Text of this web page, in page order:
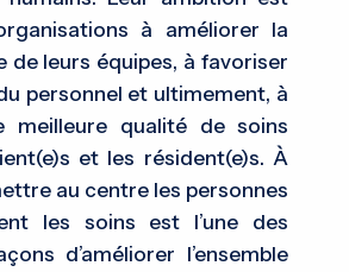
à améliorer la
de leurs équipes, à favoriser
personnel et ultimement, à
meilleure qualité de soins
et les résident(e)s. À
au centre les personnes
les soins est l’une des
d’améliorer l’ensemble